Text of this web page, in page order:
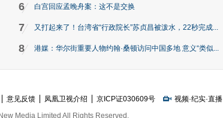
6 白宫回应孟晚舟案：这不是交换
7 又打起来了！台湾省“行政院长”苏贞昌被泼水，22秒完成...
8 港媒：华尔街重要人物约翰·桑顿访问中国多地 意义“类似...
意见反馈 凤凰卫视介绍 京ICP证030609号 视频·纪实·直播
Media Limited All Rights Reserved.